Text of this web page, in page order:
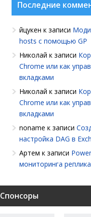
Последние
йцукен к записи
hosts с помощью GP
Николай к записи
Chrome или как
вкладками
Николай к записи
Chrome или как
вкладками
noname к записи
настройка DAG в
Артем к записи
мониторинга
Спонсоры